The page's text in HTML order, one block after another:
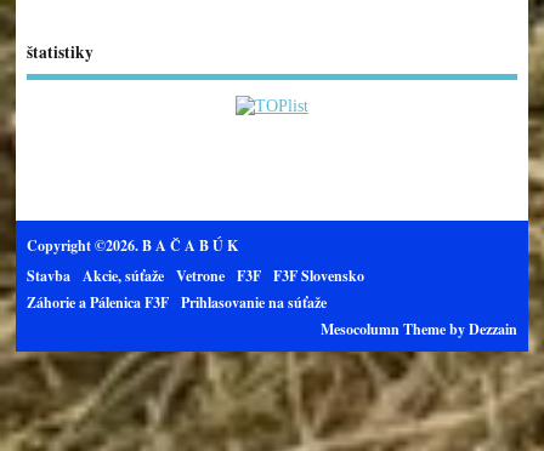
štatistiky
Copyright ©2026. B A Č A B Ú K
Stavba Akcie, súťaže Vetrone F3F F3F Slovensko
Záhorie a Pálenica F3F Prihlasovanie na súťaže
MesocolumnTheme by Dezzain